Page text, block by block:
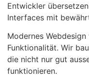
Entwickler
Interfaces mit
Modernes
Funktionalität. Wir
die nicht nur gut
funktionieren.